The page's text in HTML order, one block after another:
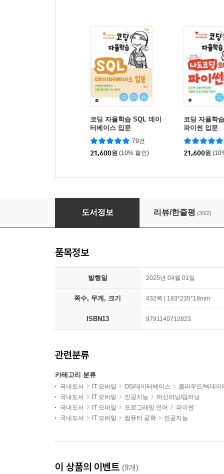
코딩 자율학습 SQL 데이
터베이스 입문
79건
21,600원 (10% 할인)
코딩 자율학
파이썬 입문
21,600원
코딩 자율학습 잔재미코딩의 파이썬 데이터 분
도서정보 리뷰/한줄평 (30/2)
품목정보
발행일 2025년 04월 01일
쪽수, 무게, 크기 432쪽 | 183*235*18mm
ISBN13 9791140712823
관련분류
카테고리 분류
국내도서 IT 모바일 OS/데이터베이스
클라우드/빅데이
국내도서
IT 모바일 인공지능
머신러닝/딥러닝
국내도서
IT 모바일 프로그래밍 언어
파이썬
국내도서
IT 모바일 컴퓨터 공학 인공지능
이 상품의 이벤트 (9개)